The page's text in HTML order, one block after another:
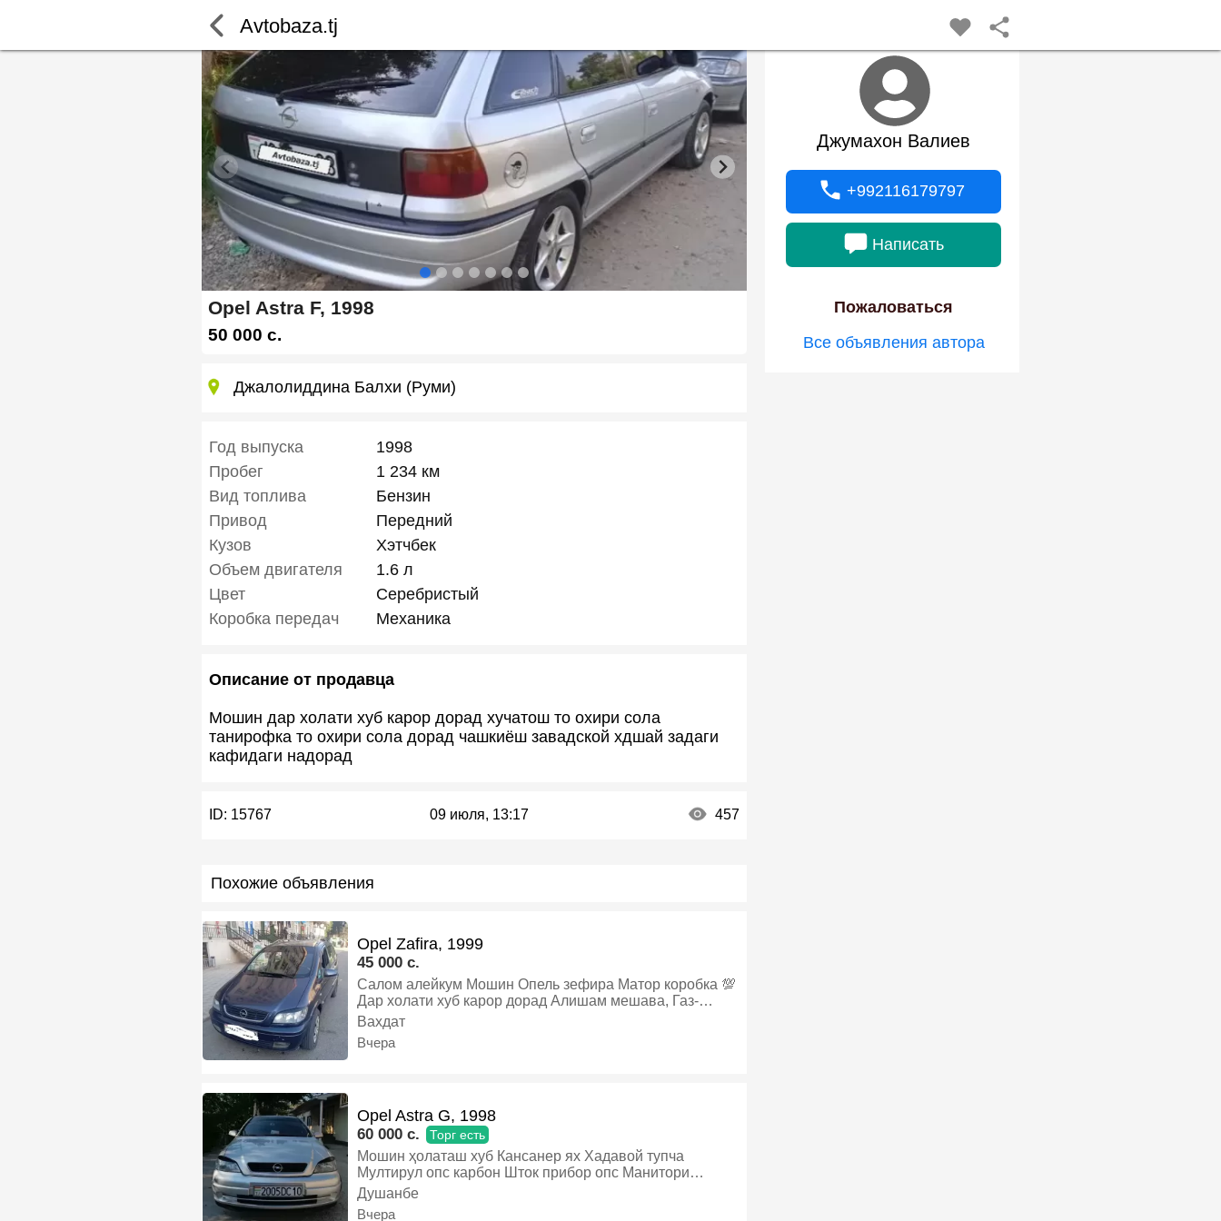
Opel Astra F, 1998
50 000 c.
Джумахон Валиев
+992116179797
Написать
Пожаловаться
Все объявления автора
Джалолиддина Балхи (Руми)
Год выпуска
1998
Пробег
1 234 км
Вид топлива
Бензин
Привод
Передний
Кузов
Хэтчбек
Объем двигателя
1.6 л
Цвет
Серебристый
Коробка передач
Механика
Описание от продавца
Мошин дар холати хуб карор дорад хучатош то охири сола
танирофка то охири сола дорад чашкиëш завадской хдшай задаги
кафидаги надорад
ID: 15767 09 июля, 13:17 457
Avtobaza.tj
Похожие объявления
Opel Zafira, 1999
45 000 c.
Салом алейкум Мошин Опель зефира Матор коробка 💯
Дар холати хуб карор дорад Алишам мешава, Газ-
бензин, Механика, Минивэн
Вахдат
Вчера
Opel Astra G, 1998
60 000 c. Торг есть
Мошин ҳолаташ хуб Кансанер ях Хадавой тупча
Мултирул опс карбон Шток прибор опс Манитори
андроид Задни камера Задни партроник Видёрегистатор
4дар падсветка запаска 4диска балон дар ҳолати хуб
Душанбе
Вчера